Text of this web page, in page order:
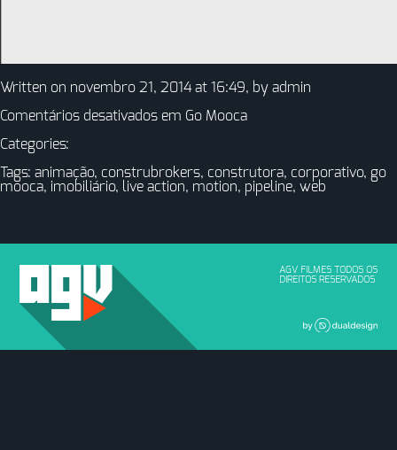
Written on novembro 21, 2014 at 16:49, by admin
Comentários desativados em Go Mooca
Categories:
Tags: animação, construbrokers, construtora, corporativo, go
mooca, imobiliário, live action, motion, pipeline, web
AGV FILMES TODOS OS
DIREITOS RESERVADOS